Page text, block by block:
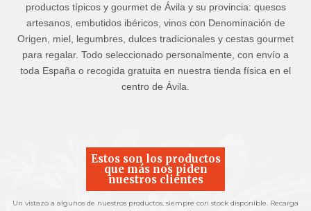
productos típicos y gourmet de Ávila y su provincia: quesos
artesanos, embutidos ibéricos, vinos con Denominación de
Origen, miel, legumbres, dulces tradicionales y cestas gourmet
para regalar. Todo seleccionado personalmente, con envío a
toda España o recogida gratuita en nuestra tienda física en el
centro de Ávila.
Estos son los productos
que más nos piden
nuestros clientes
Un vistazo a algunos de nuestros productos, siempre con stock disponible. Recarga